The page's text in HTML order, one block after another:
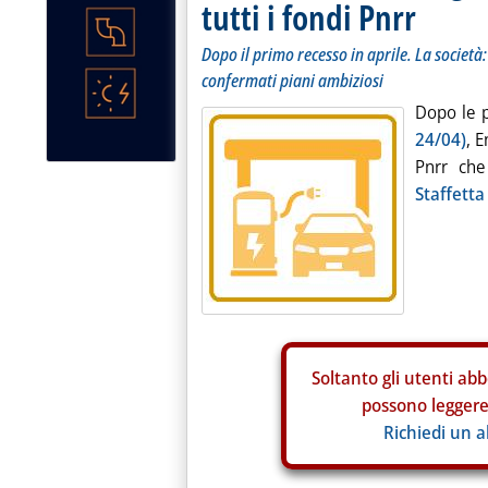
tutti i fondi Pnrr
Dopo il primo recesso in aprile. La
confermati piani ambiziosi
Dopo le
24/04),
Pnrr
Soltanto gli utenti
possono
Richiedi un